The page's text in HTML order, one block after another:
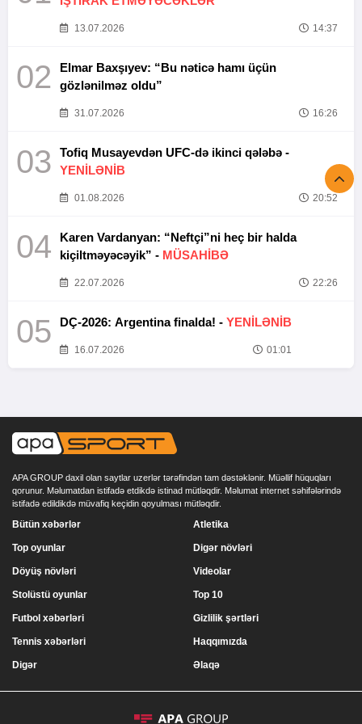
13.07.2026 14:37
02
Elmar Baxşıyev: “Bu nəticə hamı üçün
gözlənilməz oldu”
31.07.2026 16:26
03
Tofiq Musayevdən UFC-də ikinci qələbə -
YENİLƏNİB
01.08.2026 20:52
04
Karen Vardanyan: “Neftçi”ni heç bir halda
kiçiltməyəcəyik” - MÜSAHİBƏ
22.07.2026 22:26
05 DÇ-2026: Argentina finalda! - YENİLƏNİB
16.07.2026 01:01
APA GROUP daxil olan saytlar uzerlər tərəfindən tam dəstəklənir. Müəllif hüquqları
qorunur. Məlumatdan istifadə etdikdə istinad mütləqdir. Məlumat internet səhifələrində
istifadə edildikdə müvafiq keçidin qoyulması mütləqdir.
Bütün xəbərlər
Top oyunlar
Döyüş növləri
Stolüstü oyunlar
Atletika
Digər növləri
Videolar
Top 10
Futbol xəbərləri
Tennis xəbərləri
Digər
Gizlilik şərtləri
Haqqımızda
Əlaqə